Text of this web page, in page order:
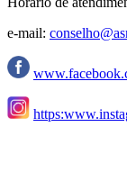
e-mail: